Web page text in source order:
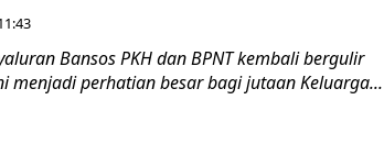
Bansos PKH dan BPNT kembali bergulir
menjadi perhatian besar bagi jutaan Keluarga...